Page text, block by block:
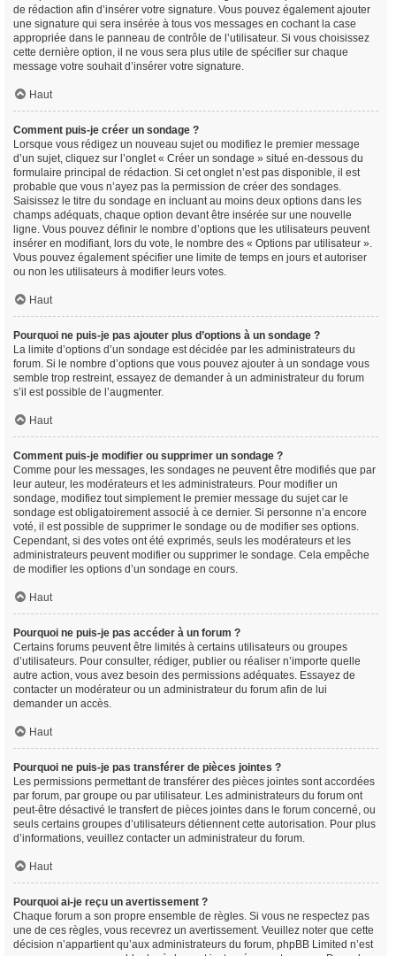
de rédaction afin d’insérer votre signature. Vous pouvez également ajouter
une signature qui sera insérée à tous vos messages en cochant la case
appropriée dans le panneau de contrôle de l’utilisateur. Si vous choisissez
cette dernière option, il ne vous sera plus utile de spécifier sur chaque
message votre souhait d’insérer votre signature.
Haut
Comment puis-je créer un sondage ?
Lorsque vous rédigez un nouveau sujet ou modifiez le premier message
d’un sujet, cliquez sur l’onglet « Créer un sondage » situé en-dessous du
formulaire principal de rédaction. Si cet onglet n’est pas disponible, il est
probable que vous n’ayez pas la permission de créer des sondages.
Saisissez le titre du sondage en incluant au moins deux options dans les
champs adéquats, chaque option devant être insérée sur une nouvelle
ligne. Vous pouvez définir le nombre d’options que les utilisateurs peuvent
insérer en modifiant, lors du vote, le nombre des « Options par utilisateur ».
Vous pouvez également spécifier une limite de temps en jours et autoriser
ou non les utilisateurs à modifier leurs votes.
Haut
Pourquoi ne puis-je pas ajouter plus d’options à un sondage ?
La limite d’options d’un sondage est décidée par les administrateurs du
forum. Si le nombre d’options que vous pouvez ajouter à un sondage vous
semble trop restreint, essayez de demander à un administrateur du forum
s’il est possible de l’augmenter.
Haut
Comment puis-je modifier ou supprimer un sondage ?
Comme pour les messages, les sondages ne peuvent être modifiés que par
leur auteur, les modérateurs et les administrateurs. Pour modifier un
sondage, modifiez tout simplement le premier message du sujet car le
sondage est obligatoirement associé à ce dernier. Si personne n’a encore
voté, il est possible de supprimer le sondage ou de modifier ses options.
Cependant, si des votes ont été exprimés, seuls les modérateurs et les
administrateurs peuvent modifier ou supprimer le sondage. Cela empêche
de modifier les options d’un sondage en cours.
Haut
Pourquoi ne puis-je pas accéder à un forum ?
Certains forums peuvent être limités à certains utilisateurs ou groupes
d’utilisateurs. Pour consulter, rédiger, publier ou réaliser n’importe quelle
autre action, vous avez besoin des permissions adéquates. Essayez de
contacter un modérateur ou un administrateur du forum afin de lui
demander un accès.
Haut
Pourquoi ne puis-je pas transférer de pièces jointes ?
Les permissions permettant de transférer des pièces jointes sont accordées
par forum, par groupe ou par utilisateur. Les administrateurs du forum ont
peut-être désactivé le transfert de pièces jointes dans le forum concerné, ou
seuls certains groupes d’utilisateurs détiennent cette autorisation. Pour plus
d’informations, veuillez contacter un administrateur du forum.
Haut
Pourquoi ai-je reçu un avertissement ?
Chaque forum a son propre ensemble de règles. Si vous ne respectez pas
une de ces règles, vous recevrez un avertissement. Veuillez noter que cette
décision n’appartient qu’aux administrateurs du forum, phpBB Limited n’est